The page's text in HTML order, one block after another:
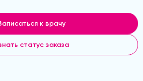
к врачу
статус заказа